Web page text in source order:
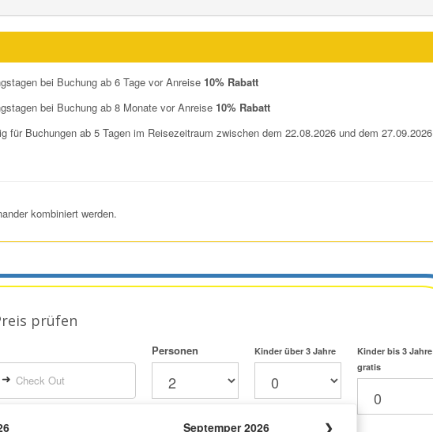
bei Buchung ab 6 Tage vor Anreise 10% Rabatt
bei Buchung ab 8 Monate vor Anreise 10% Rabatt
für Buchungen ab 5 Tagen im Reisezeitraum zwischen dem 22.08.2026 und dem 27.09.2026
kombiniert werden.
prüfen
Septemper 2026
❯
➜ Check Out
Personen Kinder über 3 Jahre
Kinder bis 3 Jahre
gratis